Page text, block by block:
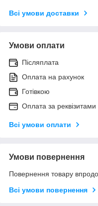
Всі умови доставки
Умови оплати
Післяплата
Оплата на рахунок
Готівкою
Оплата за реквізитами
Всі умови оплати
Умови повернення
Повернення товару
Всі умови повернення